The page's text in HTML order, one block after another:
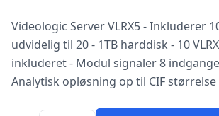
Videologic Server VLRX5 - Inkluderer
udvidelig til 20 - 1TB harddisk - 10
inkluderet - Modul signaler 8
Analytisk opløsning op til CIF størrelse